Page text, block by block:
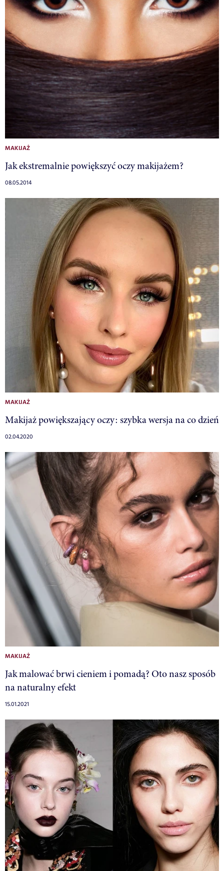
MAKIJAŻ
Jak ekstremalnie powiększyć oczy makijażem?
08.05.2014
MAKIJAŻ
Makijaż powiększający oczy: szybka wersja na co dzień
02.04.2020
MAKIJAŻ
Jak malować brwi cieniem i pomadą? Oto nasz sposób
na naturalny efekt
15.01.2021